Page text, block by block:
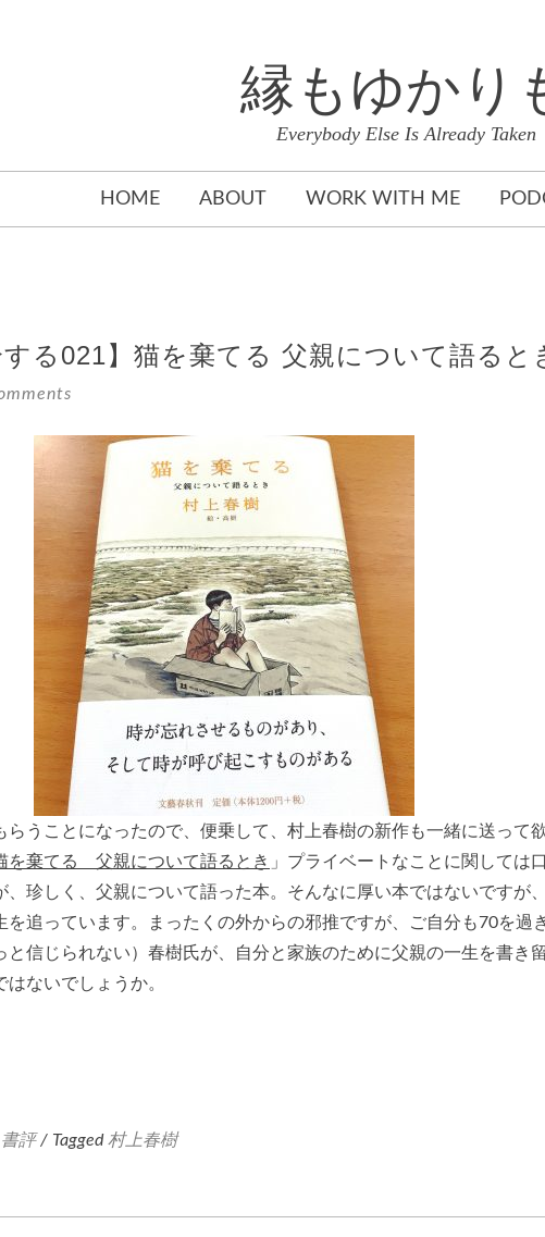
縁もゆかり
Everybody Else Is Already Taken
HOME ABOUT WORK WITH ME
する021】猫を棄てる 父親について語ると
らうことになったので、便乗して、村上春樹の新作も一緒に送って
を棄てる 父親について語るとき 」プライベートなことに関しては
、珍しく、父親について語った本。そんなに厚い本ではないですが
を追っています。まったくの外からの邪推ですが、ご自分も70を過
と信じられない）春樹氏が、自分と家族のために父親の一生を書き
ないでしょうか。
書評 / Tagged村上春樹